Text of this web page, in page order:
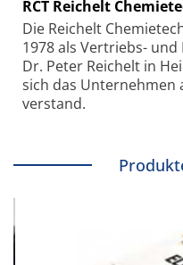
RCT Reichelt
Die Reichelt
1978 als Vertriebs-
Dr. Peter Reichelt in
sich das Unternehmen
verstand.